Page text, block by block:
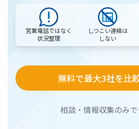
営業電話ではなく
状況整理
しつこい連絡は
しない
無料で最大3社を比
相談・情報収集のみ